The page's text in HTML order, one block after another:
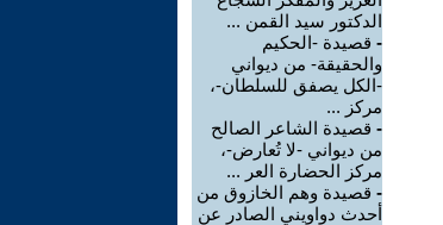
الدكتور سيد القمن ...
- قصيدة -الحكيم
والحقيقة- من ديواني
-الكل يصفق للسلطان-،
مركز ...
- قصيدة الشاعر الصالح
من ديواني -لا تُعارض-،
مركز الحضارة العر ...
- قصيدة وهم الخازوق من
أحدث دواويني الصادر عن